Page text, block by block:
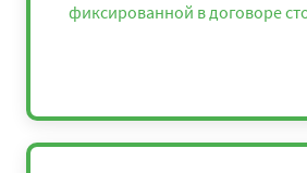
фиксированной в договоре